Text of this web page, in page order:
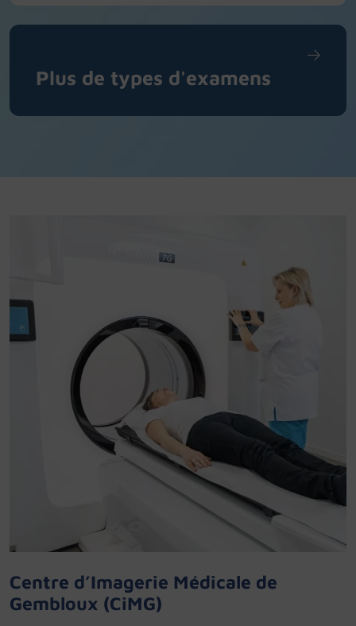
Plus de types d'examens
Centre d’Imagerie Médicale de
Gembloux (CiMG)